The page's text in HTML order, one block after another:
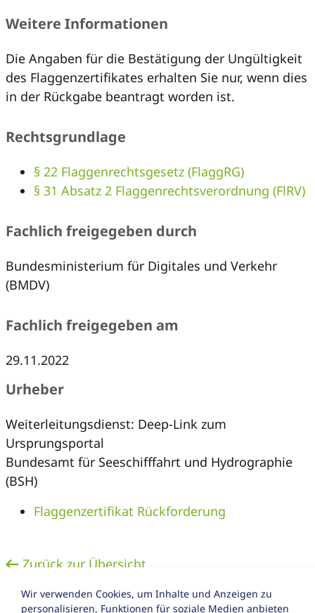
Weitere Informationen
Die Angaben für die Bestätigung der Ungültigkeit
des Flaggenzertifikates erhalten Sie nur, wenn dies
in der Rückgabe beantragt worden ist.
Rechtsgrundlage
§ 22 Flaggenrechtsgesetz (FlaggRG)
§ 31 Absatz 2 Flaggenrechtsverordnung (FlRV)
Fachlich freigegeben durch
Bundesministerium für Digitales und Verkehr
(BMDV)
Fachlich freigegeben am
29.11.2022
Urheber
Weiterleitungsdienst: Deep-Link zum
Ursprungsportal
Bundesamt für Seeschifffahrt und Hydrographie
(BSH)
Flaggenzertifikat Rückforderung
Zurück zur Übersicht
Wir verwenden Cookies, um Inhalte und Anzeigen zu
personalisieren, Funktionen für soziale Medien anbieten